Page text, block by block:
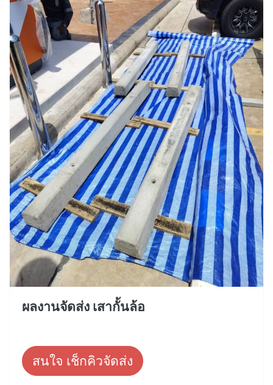
ผลงานจัดส่ง เสากั้นล้อ
สนใจ เช็กคิวจัดส่ง